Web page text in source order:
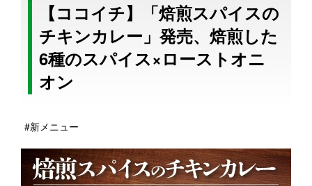
【ココイチ】「焙煎スパイスの
チキンカレー」発売、焙煎した
6種のスパイス×ローストオニ
オン
#新メニュー